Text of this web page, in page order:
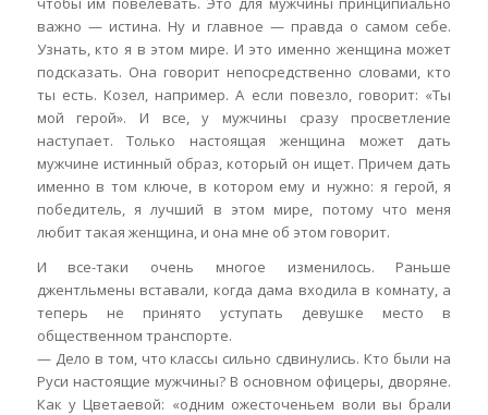
важно — истина. Ну и главное — правда о самом себе.
Узнать, кто я в этом мире. И это именно женщина может
подсказать. Она говорит непосредственно словами, кто
ты есть. Козел, например. А если повезло, говорит: «Ты
мой герой». И все, у мужчины сразу просветление
наступает. Только настоящая женщина может дать
мужчине истинный образ, который он ищет. Причем дать
именно в том ключе, в котором ему и нужно: я герой, я
победитель, я лучший в этом мире, потому что меня
любит такая женщина, и она мне об этом говорит.
И все-таки очень многое изменилось. Раньше
джентльмены вставали, когда дама входила в комнату, а
теперь не принято уступать девушке место в
общественном транспорте.
— Дело в том, что классы сильно сдвинулись. Кто были на
Руси настоящие мужчины? В основном офицеры, дворяне.
Как у Цветаевой: «одним ожесточеньем воли вы брали